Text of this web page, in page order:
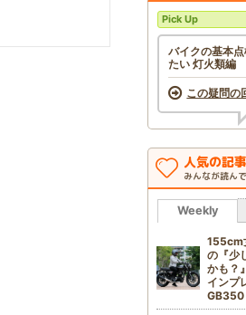
Pick Up
バイクの基本
たい 灯火類編
この疑問の
人気の記事
みんなが読ん
Weekly
155cm
の『少
かも？
インプ
GB350